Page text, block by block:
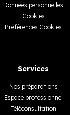
Données personnelles
Cookies
Préférences Cookies
Services
Nos préparations
Espace professionnel
Téléconsultation